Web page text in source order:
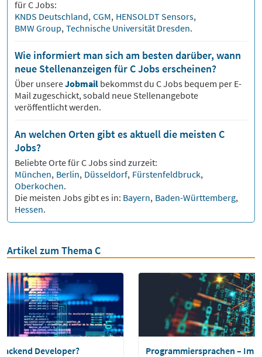
fürCJobs:
KNDS Deutschland, CGM, HENSOLDT Sensors,
BMW Group, Technische Universität Dresden.
Wie informiert man sich am besten darüber, wann
neue Stellenanzeigen für C Jobs erscheinen?
Über unsereJobmail bekommst du CJobs bequem per E-
Mail zugeschickt, sobald neue Stellenangebote
veröffentlicht werden.
An welchen Orten gibt es aktuell die meisten C
Jobs?
Beliebte Orte fürCJobs sind zurzeit:
München, Berlin, Düsseldorf, Fürstenfeldbruck,
Oberkochen.
Die meisten Jobs gibt es in: Bayern, Baden-Württemberg,
Hessen.
Artikel zum Thema C
Developer? Programmiersprachen – Im